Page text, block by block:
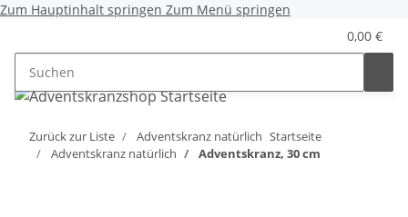
Zum Hauptinhalt springen Zum Menü springen
0,00 €
Zurück zur Liste Adventskranz natürlich Startseite
Adventskranz natürlich
Adventskranz, 30 cm